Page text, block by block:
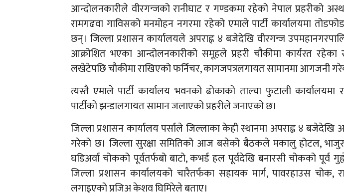
आन्दोलनकारीले वीरगन्जको रानीघाट र गण्डकमा रहेको नेपाल प्रहरीको
रामगढवा गाविसको मनमोहन नगरमा रहेको एमाले पार्टी कार्यालयमा
छन्। जिल्ला प्रशासन कार्यालयले अपराह्न ४ बजेदेखि वीरगन्ज
आक्रोशित भएका आन्दोलनकारीको समूहले प्रहरी चौकीमा कार्यरत रहेका
लखेटेपछि चौकीमा राखिएको फर्निचर, कागजपत्रलगायत सामानमा आगजनी
त्यस्तै एमाले पार्टी कार्यालय भवनको ढोकाको ताल्चा फुटाली कार्यालयमा
पार्टीको झन्डालगायत सामान जलाएको प्रहरीले जनाएको छ।
जिल्ला प्रशासन कार्यालय पर्साले जिल्लाका केही स्थानमा अपराह्न ४ बजेदेखि
गरेको छ। जिल्ला सुरक्षा समितिको आज बसेको बैठकले मकालु होटल,
घडिअर्वा चोकको पूर्वतर्फबो बाटो, कभर्ड हल पूर्वदेखि बनारसी चोकको पूर्व
जिल्ला प्रशासन कार्यालयको चारैतर्फका सहायक मार्ग, पावरहाउस चोक,
लगाइएको प्रजिअ केशव घिमिरेले बताए।